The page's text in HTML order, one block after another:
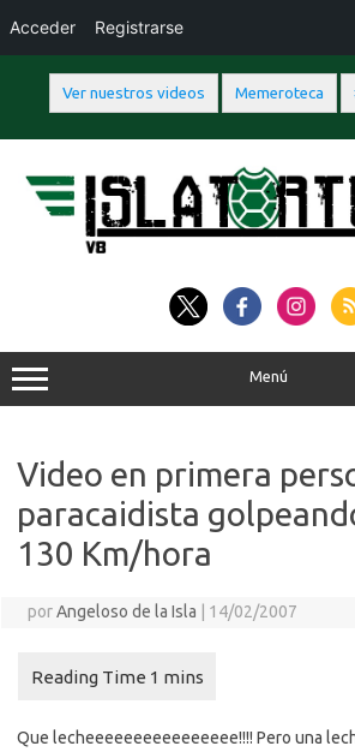
Ver nuestros videos Memeroteca
contenido
Menú
Video en primera
paracaidista
130 Km/hora
porAngeloso de la Isla 14/02/2007
Que lecheeeeeeeeeeeeeeee!!!! Pero una
Acceder Registrarse